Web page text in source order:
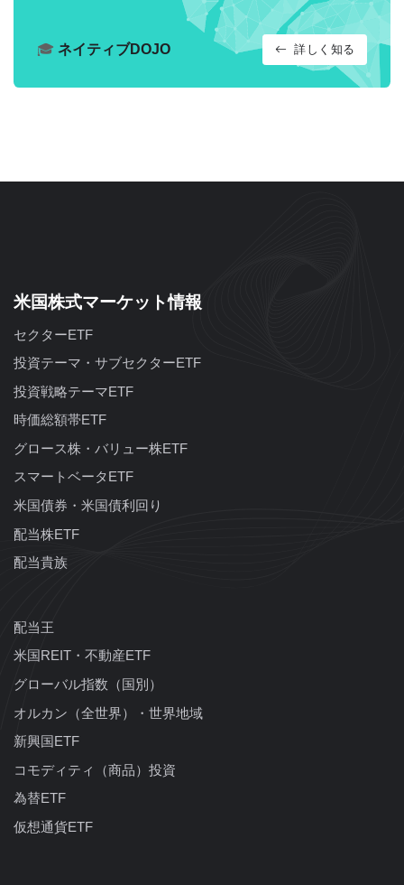
🎓 ネイティブDOJO 詳しく知る
米国株式マーケット情報
セクターETF
投資テーマ・サブセクターETF
投資戦略テーマETF
時価総額帯ETF
グロース株・バリュー株ETF
スマートベータETF
米国債券・米国債利回り
配当株ETF
配当貴族
配当王
米国REIT・不動産ETF
グローバル指数（国別）
オルカン（全世界）・世界地域
新興国ETF
コモディティ（商品）投資
為替ETF
仮想通貨ETF